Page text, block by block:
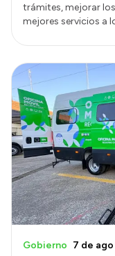
trámites, mejorar
mejores servicios a
Gobierno 7 de